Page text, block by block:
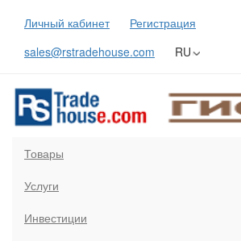
Личный кабинет
Регистрация
sales@rstradehouse.com
RU
Товары
Услуги
Инвестиции